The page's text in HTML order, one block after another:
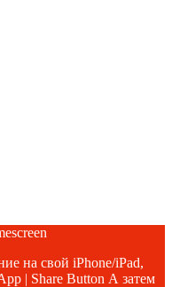
на свой iPhone/iPad,
А затем